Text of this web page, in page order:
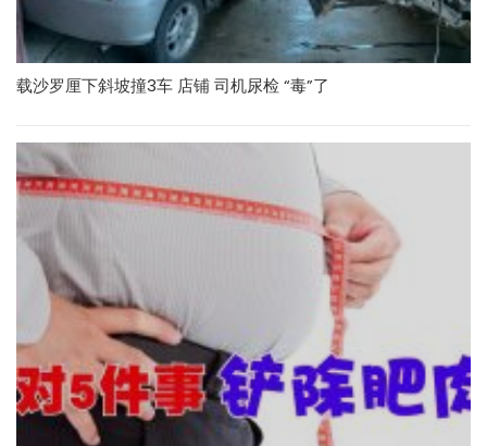
载沙罗厘下斜坡撞3车 店铺 司机尿检 “毒”了